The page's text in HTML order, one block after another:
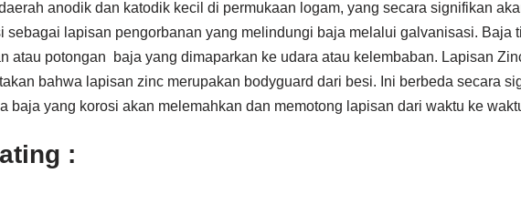
anodik dan katodik kecil di permukaan logam, yang secara signifikan
sebagai lapisan pengorbanan yang melindungi baja melalui galvanisasi.
atau potongan baja yang dimaparkan ke udara atau kelembaban. Lapisan
bahwa lapisan zinc merupakan bodyguard dari besi. Ini berbeda secara
baja yang korosi akan melemahkan dan memotong lapisan dari waktu ke
: